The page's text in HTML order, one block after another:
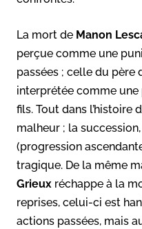
La mort de Manon
perçue comme une
passées ; celle du père
interprétée comme une
fils. Tout dans l’histoire
malheur ; la
(progression
tragique. De la même
Grieux réchappe à la
reprises, celui-ci est
actions passées, mais